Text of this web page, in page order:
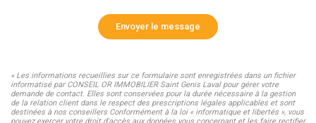
Envoyer le message
« Les informations recueillies sur ce formulaire sont enregistrées dans un fichier
informatisé par CONSEIL OR IMMOBILIER Saint Genis Laval pour gérer votre
demande de contact. Elles sont conservées pour la durée nécessaire à la gestion
de la relation client dans le respect des prescriptions légales applicables et sont
destinées à nos conseillers Conformément à la loi « informatique et libertés », vous
pouvez exercer votre droit d'accès aux données vous concernant et les faire rectifier